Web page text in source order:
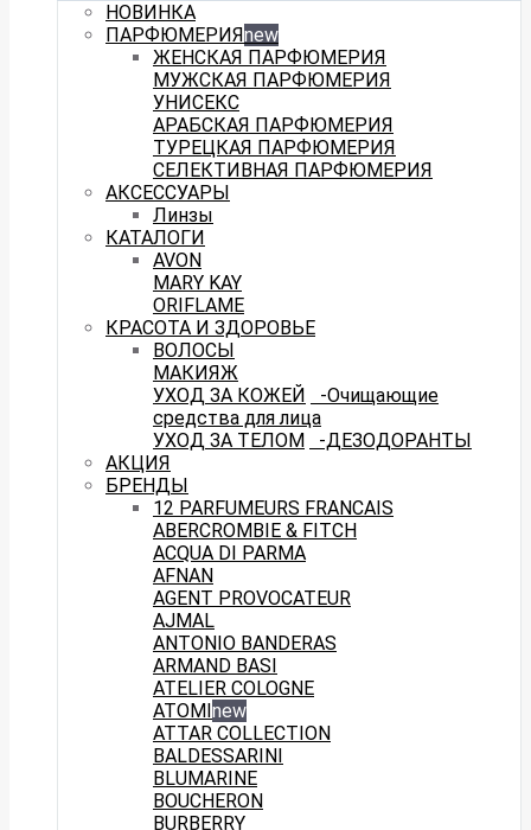
НОВИНКА
ПАРФЮМЕРИЯnew
ЖЕНСКАЯ ПАРФЮМЕРИЯ
МУЖСКАЯ ПАРФЮМЕРИЯ
УНИСЕКС
АРАБСКАЯ ПАРФЮМЕРИЯ
ТУРЕЦКАЯ ПАРФЮМЕРИЯ
СЕЛЕКТИВНАЯ ПАРФЮМЕРИЯ
АКСЕССУАРЫ
Линзы
КАТАЛОГИ
AVON
MARY KAY
ORIFLAME
КРАСОТА И ЗДОРОВЬЕ
ВОЛОСЫ
МАКИЯЖ
УХОД ЗА КОЖЕЙ
-Очищающие
средства для лица
УХОД ЗА ТЕЛОМ
-ДЕЗОДОРАНТЫ
АКЦИЯ
БРЕНДЫ
12 PARFUMEURS FRANCAIS
ABERCROMBIE & FITCH
ACQUA DI PARMA
AFNAN
AGENT PROVOCATEUR
AJMAL
ANTONIO BANDERAS
ARMAND BASI
ATELIER COLOGNE
ATOMI new
ATTAR COLLECTION
BALDESSARINI
BLUMARINE
BOUCHERON
BURBERRY